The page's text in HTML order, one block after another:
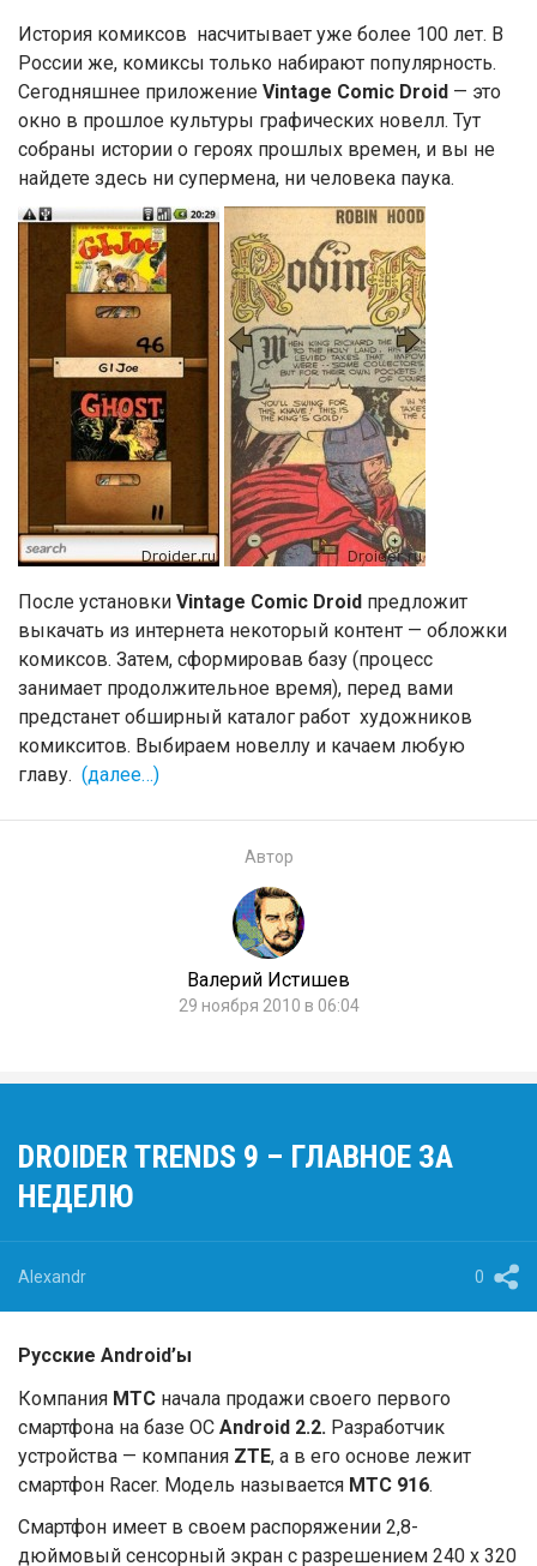
История комиксов насчитывает уже более 100 лет. В
России же, комиксы только набирают популярность.
Сегодняшнее приложение Vintage Comic Droid — это
окно в прошлое культуры графических новелл. Тут
собраны истории о героях прошлых времен, и вы не
найдете здесь ни супермена, ни человека паука.
После установки Vintage Comic Droid предложит
выкачать из интернета некоторый контент — обложки
комиксов. Затем, сформировав базу (процесс
занимает продолжительное время), перед вами
предстанет обширный каталог работ художников
комикситов. Выбираем новеллу и качаем любую
главу. (далее…)
Автор
Валерий Истишев
29 ноября 2010 в 06:04
DROIDER TRENDS 9 – ГЛАВНОЕ ЗА
НЕДЕЛЮ
Alexandr 0
Русские Android’ы
Компания МТС начала продажи своего первого
смартфона на базе ОС Android 2.2. Разработчик
устройства — компания ZTE, а в его основе лежит
смартфон Racer. Модель называется МТС 916.
Смартфон имеет в своем распоряжении 2,8-
дюймовый сенсорный экран с разрешением 240 x 320